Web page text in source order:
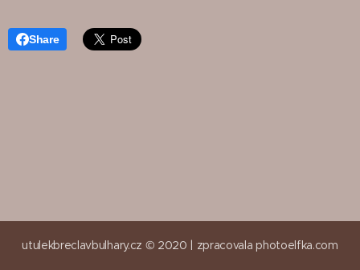
Share
utulekbreclavbulhary.cz © 2020 | zpracovala photoelfka.com